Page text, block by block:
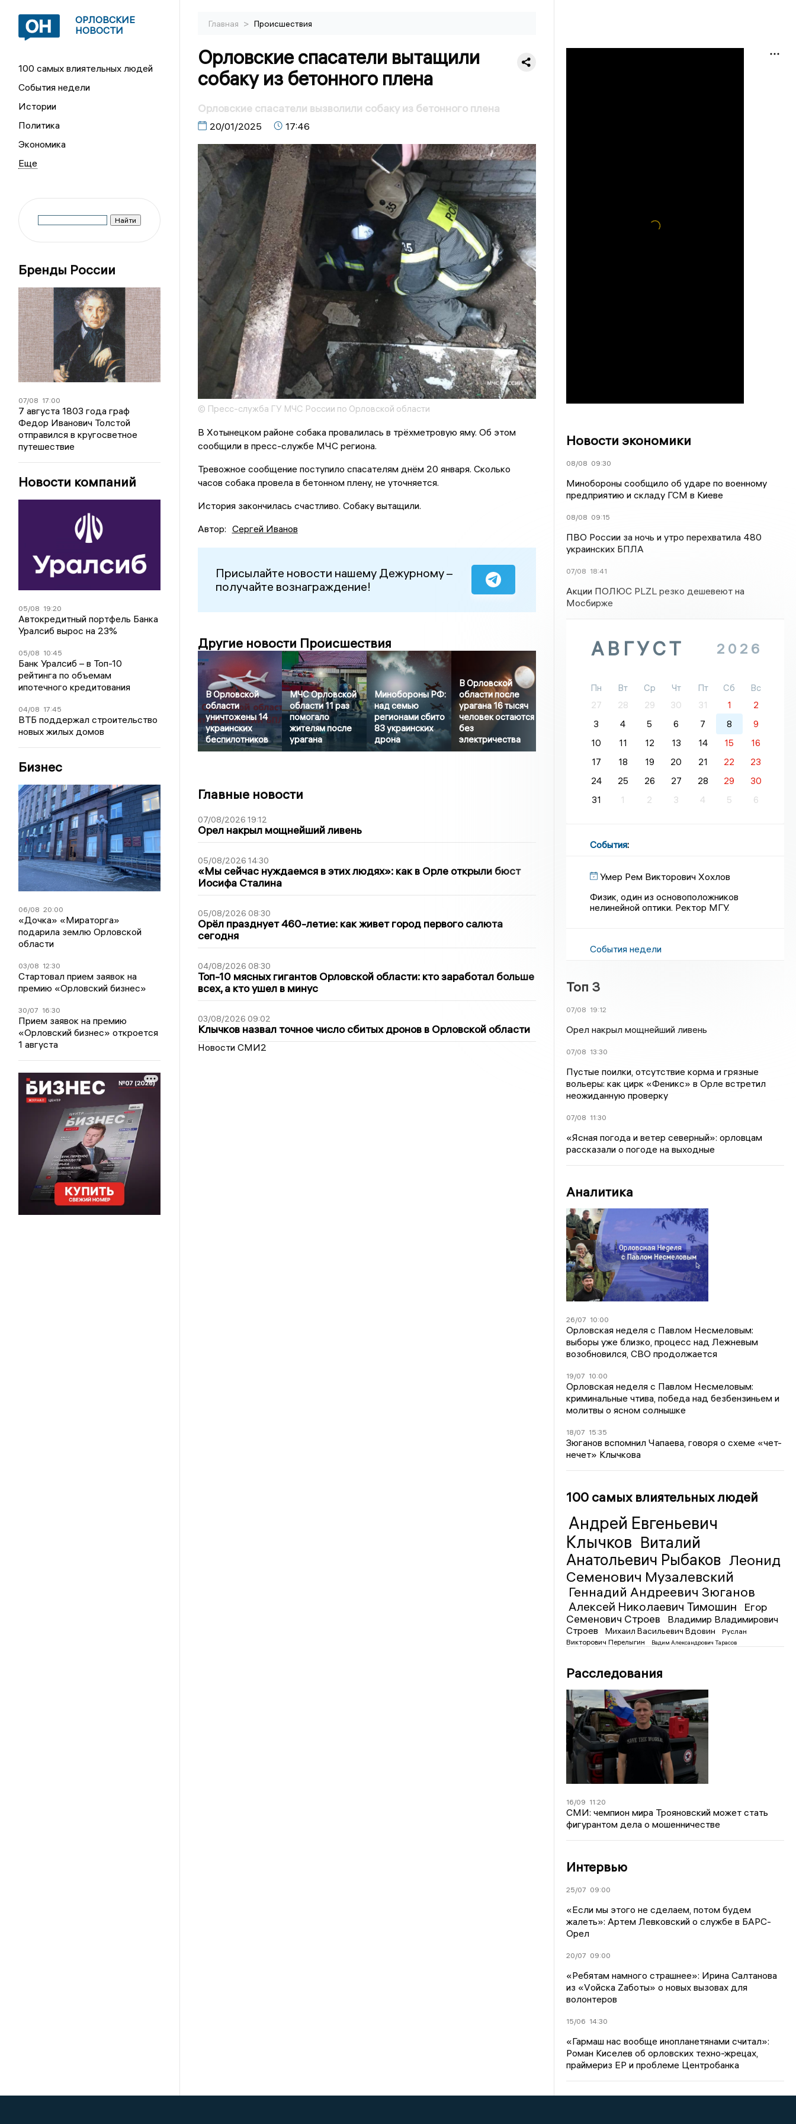
ОРЛОВСКИЕ
НОВОСТИ
100 самых влиятельных людей
События недели
Истории
Политика
Экономика
Бренды России
07/08 17:00
7 августа 1803 года граф
Федор Иванович Толстой
отправился в кругосветное
путешествие
Новости компаний
05/08 19:20
Автокредитный портфель Банка
Уралсиб вырос на 23%
05/08 10:45
Банк Уралсиб – в Топ-10
рейтинга по объемам
ипотечного кредитования
04/08 17:45
ВТБ поддержал строительство
новых жилых домов
Бизнес
06/08 20:00
«Дочка» «Мираторга»
подарила землю Орловской
области
03/08 12:30
Стартовал прием заявок на
премию «Орловский бизнес»
30/07 16:30
Прием заявок на премию
«Орловский бизнес» откроется
1 августа
Главная > Происшествия
Орловские спасатели вытащили
собаку из бетонного плена
Орловские спасатели вызволили собаку из бетонного плена
20/01/2025 17:46
© Пресс-служба ГУ МЧС России по Орловской области
В Хотынецком районе собака провалилась в трёхметровую яму. Об этом
сообщили в пресс-службе МЧС региона.
Тревожное сообщение поступило спасателям днём 20 января. Сколько
часов собака провела в бетонном плену, не уточняется.
История закончилась счастливо. Собаку вытащили.
Автор: Сергей Иванов
Присылайте новости нашему Дежурному –
получайте вознаграждение!
Другие новости Происшествия
В Орловской
области
уничтожены 14
украинских
беспилотников
МЧС Орловской
области 11 раз
помогало
жителям после
урагана
Минобороны РФ:
над семью
регионами сбито
83 украинских
дрона
В Орловской
области после
урагана 16 тысяч
человек остаются
без
электричества
Главные новости
07/08/2026 19:12
Орел накрыл мощнейший ливень
05/08/2026 14:30
«Мы сейчас нуждаемся в этих людях»: как в Орле открыли бюст
Иосифа Сталина
05/08/2026 08:30
Орёл празднует 460-летие: как живет город первого салюта
сегодня
04/08/2026 08:30
Топ-10 мясных гигантов Орловской области: кто заработал больше
всех, а кто ушел в минус
03/08/2026 09:02
Клычков назвал точное число сбитых дронов в Орловской области
Новости СМИ2
Новости экономики
08/08 09:30
Минобороны сообщило об ударе по военному
предприятию и складу ГСМ в Киеве
08/08 09:15
ПВО России за ночь и утро перехватила 480
украинских БПЛА
07/08 18:41
Акции ПОЛЮС PLZL резко дешевеют на
Мосбирже
АВГУСТ 2026
Пн Вт Ср Чт Пт Сб
Вс
27
28 29 30 31 1
2
3
4 5 6 7 8
9
10
11 12 13 14 15
16
17
18 19 20 21 22
23
24
25 26 27 28 29
30
31
1 2 3 4 5 6
События:
Умер Рем Викторович Хохлов
Физик, один из основоположников
нелинейной оптики. Ректор МГУ.
События недели
Топ 3
07/08 19:12
Орел накрыл мощнейший ливень
07/08 13:30
Пустые поилки, отсутствие корма и грязные
вольеры: как цирк «Феникс» в Орле встретил
неожиданную проверку
07/08 11:30
«Ясная погода и ветер северный»: орловцам
рассказали о погоде на выходные
Аналитика
26/07 10:00
Орловская неделя с Павлом Несмеловым:
выборы уже близко, процесс над Лежневым
возобновился, СВО продолжается
19/07 10:00
Орловская неделя с Павлом Несмеловым:
криминальные чтива, победа над безбензиньем и
молитвы о ясном солнышке
18/07 15:35
Зюганов вспомнил Чапаева, говоря о схеме «чет-
нечет» Клычкова
100 самых влиятельных людей
Андрей Евгеньевич
Клычков Виталий
Анатольевич Рыбаков Леонид
Семенович Музалевский
Геннадий Андреевич Зюганов
Алексей Николаевич Тимошин
Егор
Семенович Строев
Владимир Владимирович
Строев
Михаил Васильевич Вдовин
Руслан
Викторович Перелыгин
Вадим Александрович Тарасов
Расследования
16/09 11:20
СМИ: чемпион мира Трояновский может стать
фигурантом дела о мошенничестве
Интервью
25/07 09:00
«Если мы этого не сделаем, потом будем
жалеть»: Артем Левковский о службе в БАРС-
Орел
20/07 09:00
«Ребятам намного страшнее»: Ирина Салтанова
из «Vойска Zаботы» о новых вызовах для
волонтеров
15/06 14:30
«Гармаш нас вообще инопланетянами считал»:
Роман Киселев об орловских техно-жрецах,
праймериз ЕР и проблеме Центробанка